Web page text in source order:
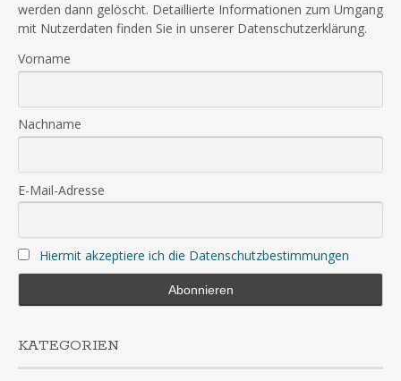
werden dann gelöscht. Detaillierte Informationen zum Umgang
mit Nutzerdaten finden Sie in unserer Datenschutzerklärung.
Vorname
Nachname
E-Mail-Adresse
Hiermit akzeptiere ich die Datenschutzbestimmungen
KATEGORIEN